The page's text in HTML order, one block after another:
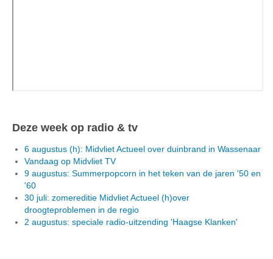
Deze week op radio & tv
6 augustus (h): Midvliet Actueel over duinbrand in Wassenaar
Vandaag op Midvliet TV
9 augustus: Summerpopcorn in het teken van de jaren '50 en
'60
30 juli: zomereditie Midvliet Actueel (h)over
droogteproblemen in de regio
2 augustus: speciale radio-uitzending 'Haagse Klanken'